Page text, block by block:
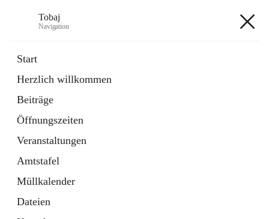
Tobaj
Navigation
Start
Herzlich willkommen
Beiträge
Öffnungszeiten
Veranstaltungen
Amtstafel
Müllkalender
Dateien
Externe Webseite
in
Tab
Formulare
2 Schnellzugriffe